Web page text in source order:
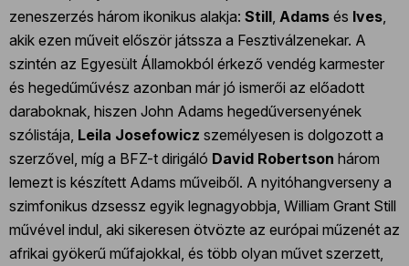
zeneszerzés három ikonikus alakja: Still Adams és Ives
akik ezen műveit először játssza a Fesztiválzenekar. A
szintén az Egyesült Államokból érkező vendég karmester
és hegedűművész azonban már jó ismerői az előadott
daraboknak, hiszen John Adams hegedűversenyének
szólistája, Leila Josefowicz személyesen is dolgozott a
szerzővel, míg a BFZ-t dirigáló David Robertson három
lemezt is készített Adams műveiből. A nyitóhangverseny a
szimfonikus dzsessz egyik legnagyobbja, William Grant Still
művével indul, aki sikeresen ötvözte az európai műzenét az
afrikai gyökerű műfajokkal, és több olyan művet szerzett,